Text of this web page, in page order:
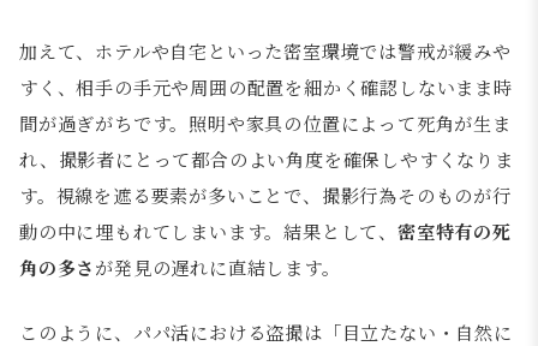
加えて、ホテルや自宅といった密室環境では警戒が緩みや
すく、相手の手元や周囲の配置を細かく確認しないまま時
間が過ぎがちです。照明や家具の位置によって死角が生ま
れ、撮影者にとって都合のよい角度を確保しやすくなりま
す。視線を遮る要素が多いことで、撮影行為そのものが行
動の中に埋もれてしまいます。結果として、 密室特有の死
角の多さが発見の遅れに直結します。
このように、パパ活における盗撮は「目立たない・自然に